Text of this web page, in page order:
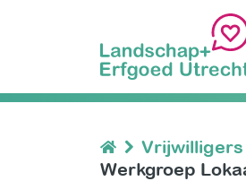
Vrijwilligers
Werkgroep